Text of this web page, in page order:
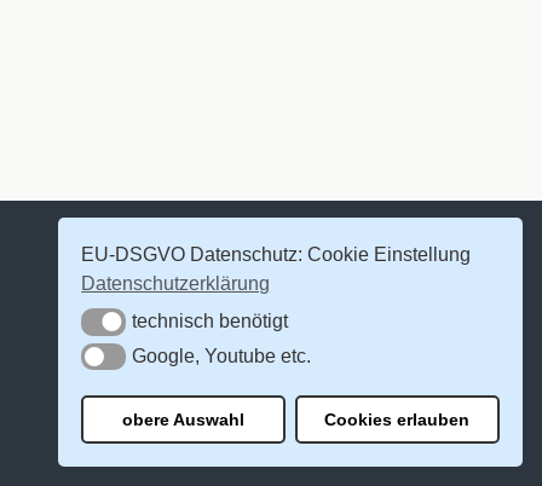
EU-DSGVO Datenschutz: Cookie Einstellung
Datenschutzerklärung
technisch benötigt
technisch benötigt
Google, Youtube etc.
Google, Youtube etc.
obere Auswahl Cookies erlauben